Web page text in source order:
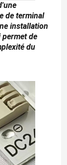
de terminal
installation
de
du